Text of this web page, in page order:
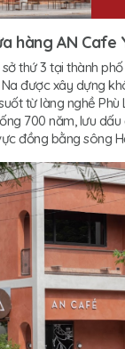
hàng AN Cafe
thứ 3 tại thành
Na được xây dựng
từ làng nghề
700 năm, lưu
đồng bằng sông